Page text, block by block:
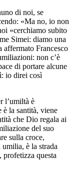
di noi, se
«Ma no, io non
«cerchiamo subito
Simei: diamo una
Francesco
non c’è
di portare alcune
io direi così
l’umiltà è
la santità, viene
che Dio regala ai
del suo
sulla croce,
è la strada
questa